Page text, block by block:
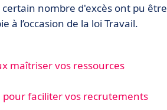
nombre d'excès ont pu être
l’occasion de la loi Travail.
maîtriser vos ressources
pour faciliter vos recrutements